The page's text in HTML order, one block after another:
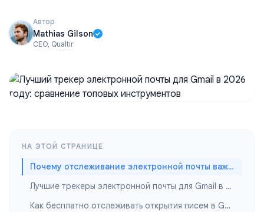
Автор
Mathias Gilson
CEO, Qualtir
НА ЭТОЙ СТРАНИЦЕ
Почему отслеживание электронной почты важно для пользователей Gmail
Лучшие трекеры электронной почты для Gmail в 2026 году
Как бесплатно отслеживать открытия писем в Gmail